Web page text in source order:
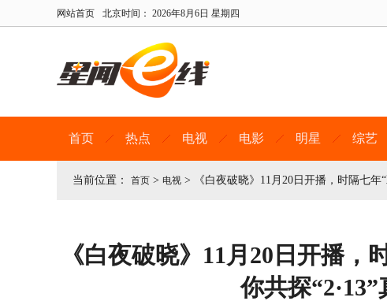
网站首页 北京时间： 2026年8月6日 星期四
首页 热点 电视 电影 明星 综艺
当前位置： 首页 > 电视 > 《白夜破晓》11月20日开播，时隔七年
《白夜破晓》11月20日开播，
你共探“2·13”